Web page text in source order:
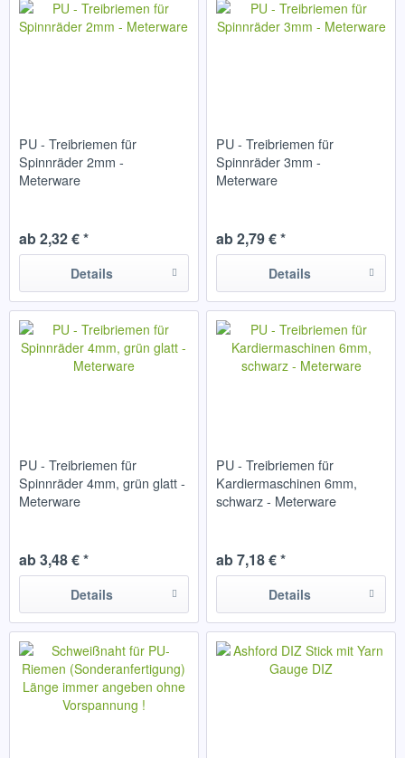
PU - Treibriemen für
Spinnräder 2mm -
Meterware
ab 2,32 € *
Details
PU - Treibriemen für
Spinnräder 3mm -
Meterware
ab 2,79 € *
Details
PU - Treibriemen für
Spinnräder 4mm, grün glatt -
Meterware
ab 3,48 € *
Details
PU - Treibriemen für
Kardiermaschinen 6mm,
schwarz - Meterware
ab 7,18 € *
Details